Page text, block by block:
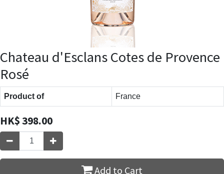
Chateau d'Esclans Cotes de Provence
Rosé
Product of France
HK$398.00
Add to Cart